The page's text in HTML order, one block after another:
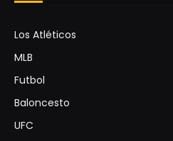
Los Atléticos
MLB
Futbol
Baloncesto
UFC